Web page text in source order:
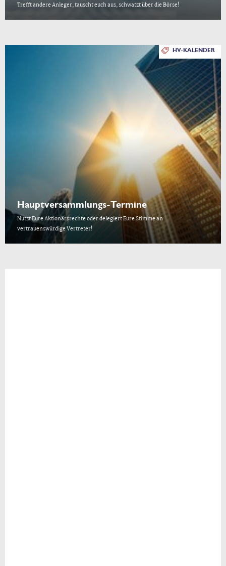
Trefft andere Anleger, tauscht euch aus, schwatzt über die Börse!
HV-KALENDER
Hauptversammlungs-Termine
Nutzt Eure Aktionärsrechte oder delegiert Eure Stimme an
vertrauenswürdige Vertreter!